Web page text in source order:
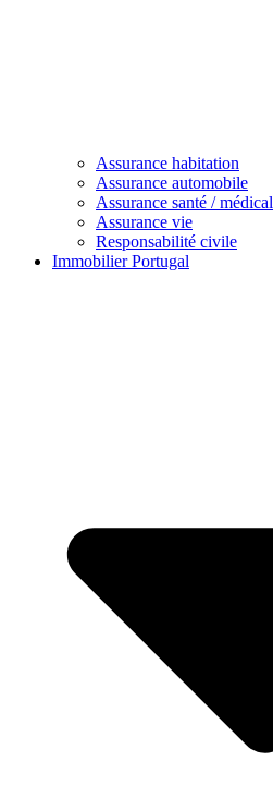
Assurance habitation
Assurance automobile
Assurance santé / médical
Assurance vie
Responsabilité civile
Immobilier Portugal